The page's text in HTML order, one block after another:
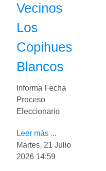
Vecinos
Los
Copihues
Blancos
Informa Fecha
Proceso
Eleccionario
Leer más ...
Martes, 21 Julio
2026 14:59